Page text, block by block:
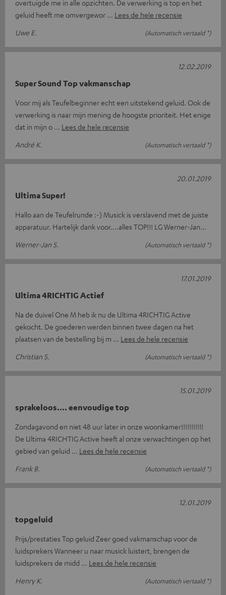
overtuigde me in alle opzichten. De verwerking is top en het
geluid heeft me omvergewor
Lees de hele recensie
Uwe E.
(Automatisch vertaald *)
Super Sound Top vakmanschap
Voor mij als Teufelbeginner echt een uitstekend geluid. Ook de
verwerking is naar mijn mening de hoogste prioriteit. Het enige
dat in mijn o
Lees de hele recensie
André K.
(Automatisch vertaald *)
12.02.2019
Ultima Super!
Hallo aan de Teufelrunde :-) Musick is verslavend met de juiste
apparatuur. Hartelijk dank voor....alles TOP!!! LG Werner-Jan...
Werner-Jan S.
(Automatisch vertaald *)
20.01.2019
Ultima 4RICHTIG Actief
Na de duivel One M heb ik nu de Ultima 4RICHTIG Active
gekocht. De goederen werden binnen twee dagen na het
plaatsen van de bestelling bij m
Lees de hele recensie
Christian S.
(Automatisch vertaald *)
17.01.2019
sprakeloos.... eenvoudige top
Zondagavond en niet 48 uur later in onze woonkamer!!!!!!!!!!!
De Ultima 4RICHTIG Active heeft al onze verwachtingen op het
gebied van geluid
Lees de hele recensie
Frank B.
(Automatisch vertaald *)
15.01.2019
topgeluid
Prijs/prestaties Top geluid Zeer goed vakmanschap voor de
luidsprekers Wanneer u naar musick luistert, brengen de
luidsprekers de midd
Lees de hele recensie
Henry K.
(Automatisch vertaald *)
12.01.2019